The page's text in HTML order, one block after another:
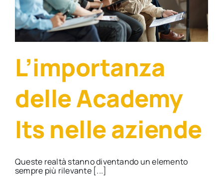
Direzione lavoro
L’importanza
delle Academy
Its nelle aziende
Queste realtà stanno diventando un elemento
sempre più rilevante [...]